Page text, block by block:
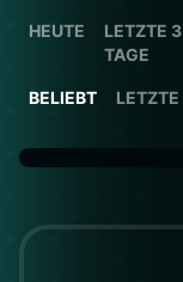
HEUTE
LETZTE 3
TAGE
BELIEBT LETZTE